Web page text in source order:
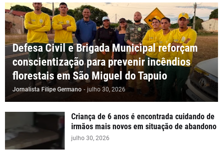
Defesa Civil e Brigada Municipal reforçam
conscientização para prevenir incêndios
florestais em São Miguel do Tapuio
Jornalista Filipe Germano - julho 30, 2026
Criança de 6 anos é encontrada cuidando de
irmãos mais novos em situação de abandono
julho 30, 2026